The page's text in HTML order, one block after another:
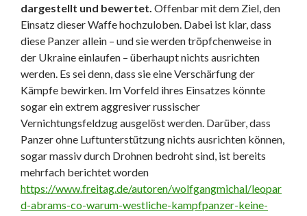
dargestellt und bewertet. Offenbar mit dem Ziel, den
Einsatz dieser Waffe hochzuloben. Dabei ist klar, dass
diese Panzer allein – und sie werden tröpfchenweise in
der Ukraine einlaufen – überhaupt nichts ausrichten
werden. Es sei denn, dass sie eine Verschärfung der
Kämpfe bewirken. Im Vorfeld ihres Einsatzes könnte
sogar ein extrem aggresiver russischer
Vernichtungsfeldzug ausgelöst werden. Darüber, dass
Panzer ohne Luftunterstützung nichts ausrichten können,
sogar massiv durch Drohnen bedroht sind, ist bereits
mehrfach berichtet worden
https://www.freitag.de/autoren/wolfgangmichal/leopar
d-abrams-co-warum-westliche-kampfpanzer-keine-